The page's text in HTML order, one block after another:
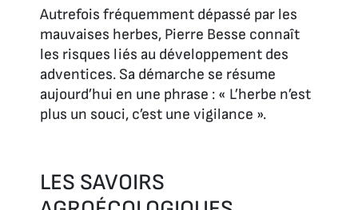
Autrefois fréquemment dépassé par les
mauvaises herbes, Pierre Besse connaît
les risques liés au développement des
adventices. Sa démarche se résume
aujourd’hui en une phrase : « L’herbe n’est
plus un souci, c’est une vigilance ».
LES SAVOIRS